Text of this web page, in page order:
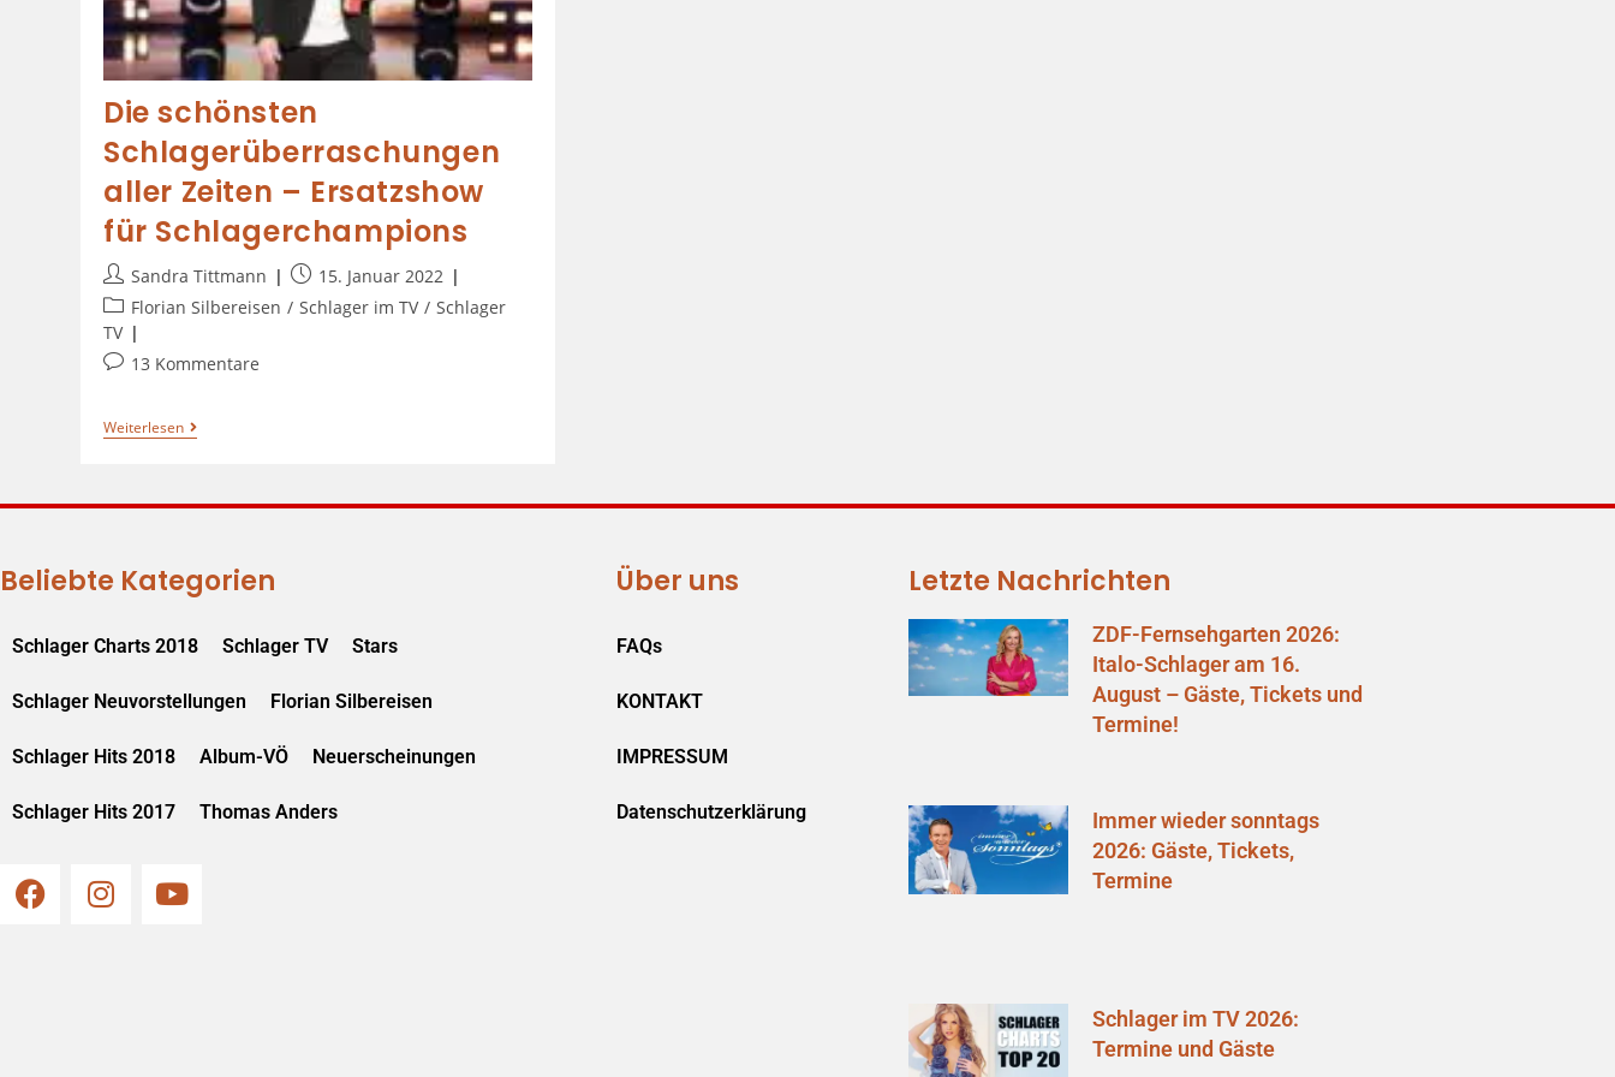
Die schönsten
Schlagerüberraschungen
aller Zeiten – Ersatzshow
für Schlagerchampions
Sandra Tittmann
15. Januar 2022
Florian Silbereisen / Schlager im TV / Schlager
TV
13 Kommentare
Weiterlesen
Beliebte Kategorien
Schlager Charts 2018 Schlager TV Stars
Schlager Neuvorstellungen Florian Silbereisen
Schlager Hits 2018 Album-VÖ Neuerscheinungen
Schlager Hits 2017 Thomas Anders
Über uns
FAQs
KONTAKT
IMPRESSUM
Datenschutzerklärung
Letzte Nachrichten
ZDF-Fernsehgarten 2026:
Italo-Schlager am 16.
August – Gäste, Tickets und
Termine!
Immer wieder sonntags
2026: Gäste, Tickets,
Termine
Schlager im TV 2026:
Termine und Gäste